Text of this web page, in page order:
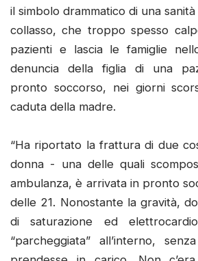
il simbolo drammatico di una
collasso, che troppo spesso
pazienti e lascia le famiglie
denuncia della figlia di una
pronto soccorso, nei giorni
caduta della madre.
“Ha riportato la frattura di due
donna - una delle quali
ambulanza, è arrivata in pronto
delle 21. Nonostante la gravità,
di saturazione ed
“parcheggiata” all’interno,